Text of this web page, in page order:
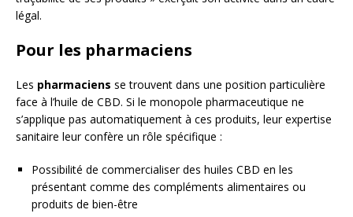
légal.
Pour les pharmaciens
Les pharmaciens se trouvent dans une position particulière
face à l’huile de CBD. Si le monopole pharmaceutique ne
s’applique pas automatiquement à ces produits, leur expertise
sanitaire leur confère un rôle spécifique :
Possibilité de commercialiser des huiles CBD en les
présentant comme des compléments alimentaires ou
produits de bien-être